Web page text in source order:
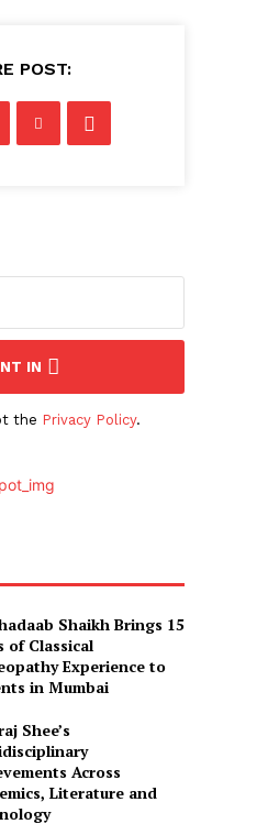
POST:
IN
the Privacy Policy.
Shaikh Brings 15
of Classical
Experience to
in Mumbai
Shee’s
Across
Literature and